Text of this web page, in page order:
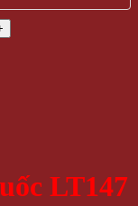
LT147